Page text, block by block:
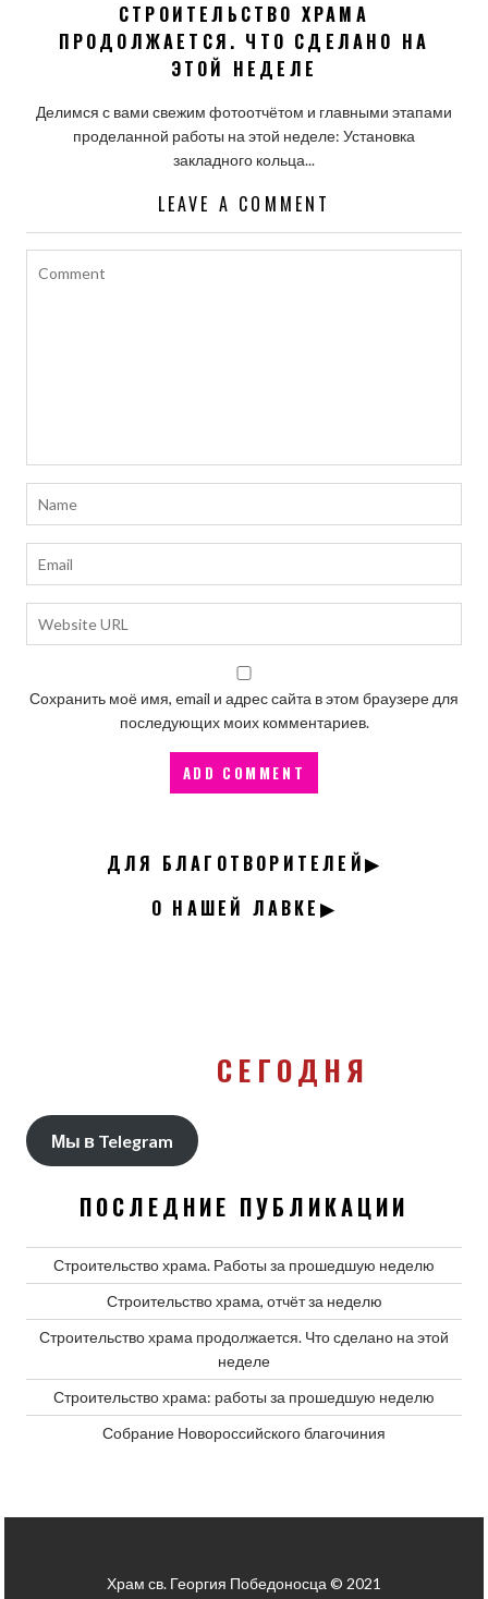
СТРОИТЕЛЬСТВО ХРАМА
ПРОДОЛЖАЕТСЯ. ЧТО СДЕЛАНО НА
ЭТОЙ НЕДЕЛЕ
Делимся с вами свежим фотоотчётом и главными этапами
проделанной работы на этой неделе: Установка
закладного кольца...
LEAVE A COMMENT
Сохранить моё имя, email и адрес сайта в этом браузере для
последующих моих комментариев.
ДЛЯ БЛАГОТВОРИТЕЛЕЙ▶
О НАШЕЙ ЛАВКЕ▶
СЕГОДНЯ
Мы в Telegram
ПОСЛЕДНИЕ ПУБЛИКАЦИИ
Строительство храма. Работы за прошедшую неделю
Строительство храма, отчёт за неделю
Строительство храма продолжается. Что сделано на этой
неделе
Строительство храма: работы за прошедшую неделю
Собрание Новороссийского благочиния
Храм св. Георгия Победоносца © 2021